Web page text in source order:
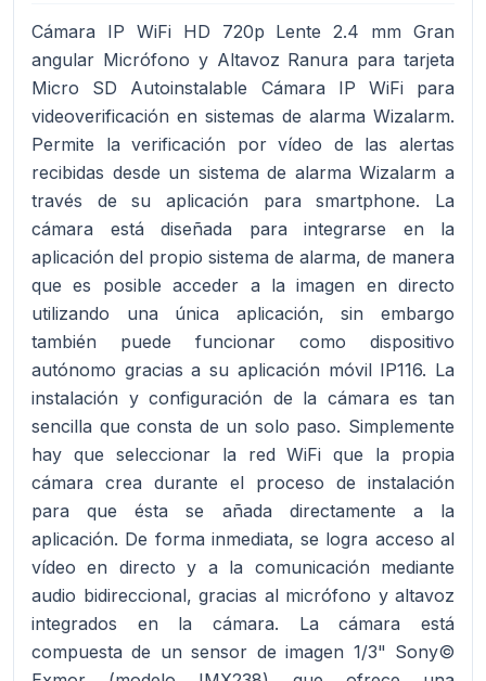
Cámara IP WiFi HD 720p Lente 2.4 mm Gran
angular Micrófono y Altavoz Ranura para tarjeta
Micro SD Autoinstalable Cámara IP WiFi para
videoverificación en sistemas de alarma Wizalarm.
Permite la verificación por vídeo de las alertas
recibidas desde un sistema de alarma Wizalarm a
través de su aplicación para smartphone. La
cámara está diseñada para integrarse en la
aplicación del propio sistema de alarma, de manera
que es posible acceder a la imagen en directo
utilizando una única aplicación, sin embargo
también puede funcionar como dispositivo
autónomo gracias a su aplicación móvil IP116. La
instalación y configuración de la cámara es tan
sencilla que consta de un solo paso. Simplemente
hay que seleccionar la red WiFi que la propia
cámara crea durante el proceso de instalación
para que ésta se añada directamente a la
aplicación. De forma inmediata, se logra acceso al
vídeo en directo y a la comunicación mediante
audio bidireccional, gracias al micrófono y altavoz
integrados en la cámara. La cámara está
compuesta de un sensor de imagen 1/3" Sony©